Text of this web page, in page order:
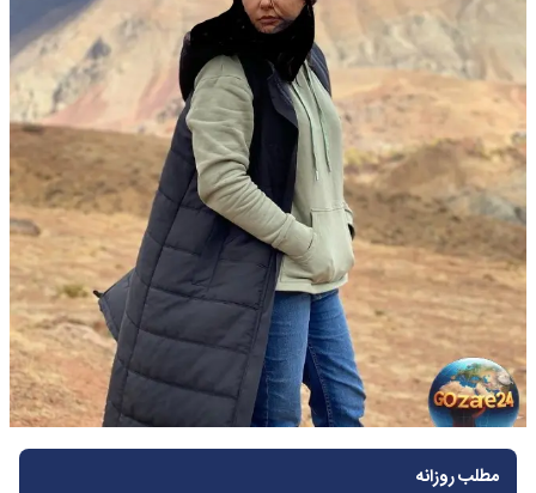
مطلب روزانه